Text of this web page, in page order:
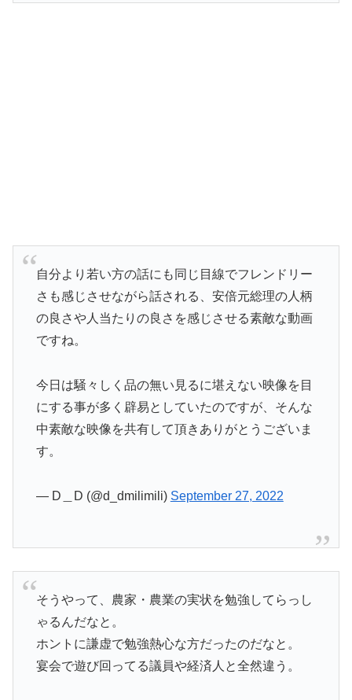
自分より若い方の話にも同じ目線でフレンドリー
さも感じさせながら話される、安倍元総理の人柄
の良さや人当たりの良さを感じさせる素敵な動画
ですね。
今日は騒々しく品の無い見るに堪えない映像を目
にする事が多く辟易としていたのですが、そんな
中素敵な映像を共有して頂きありがとうございま
す。
— D＿D (@d_dmilimili) September 27, 2022
そうやって、農家・農業の実状を勉強してらっし
ゃるんだなと。
ホントに謙虚で勉強熱心な方だったのだなと。
宴会で遊び回ってる議員や経済人と全然違う。